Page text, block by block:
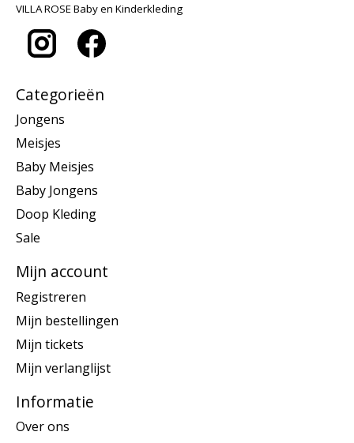
VILLA ROSE Baby en Kinderkleding
Categorieën
Jongens
Meisjes
Baby Meisjes
Baby Jongens
Doop Kleding
Sale
Mijn account
Registreren
Mijn bestellingen
Mijn tickets
Mijn verlanglijst
Informatie
Over ons